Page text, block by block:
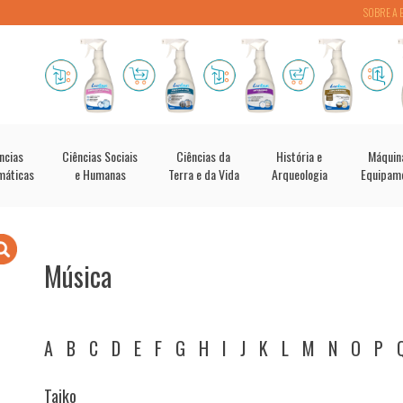
SOBRE A
Ciências Sociais
e Humanas
Ciências da
Terra e da Vida
História e
Arqueologia
Música
A B C D E F G H I J K L M N O P
Taiko